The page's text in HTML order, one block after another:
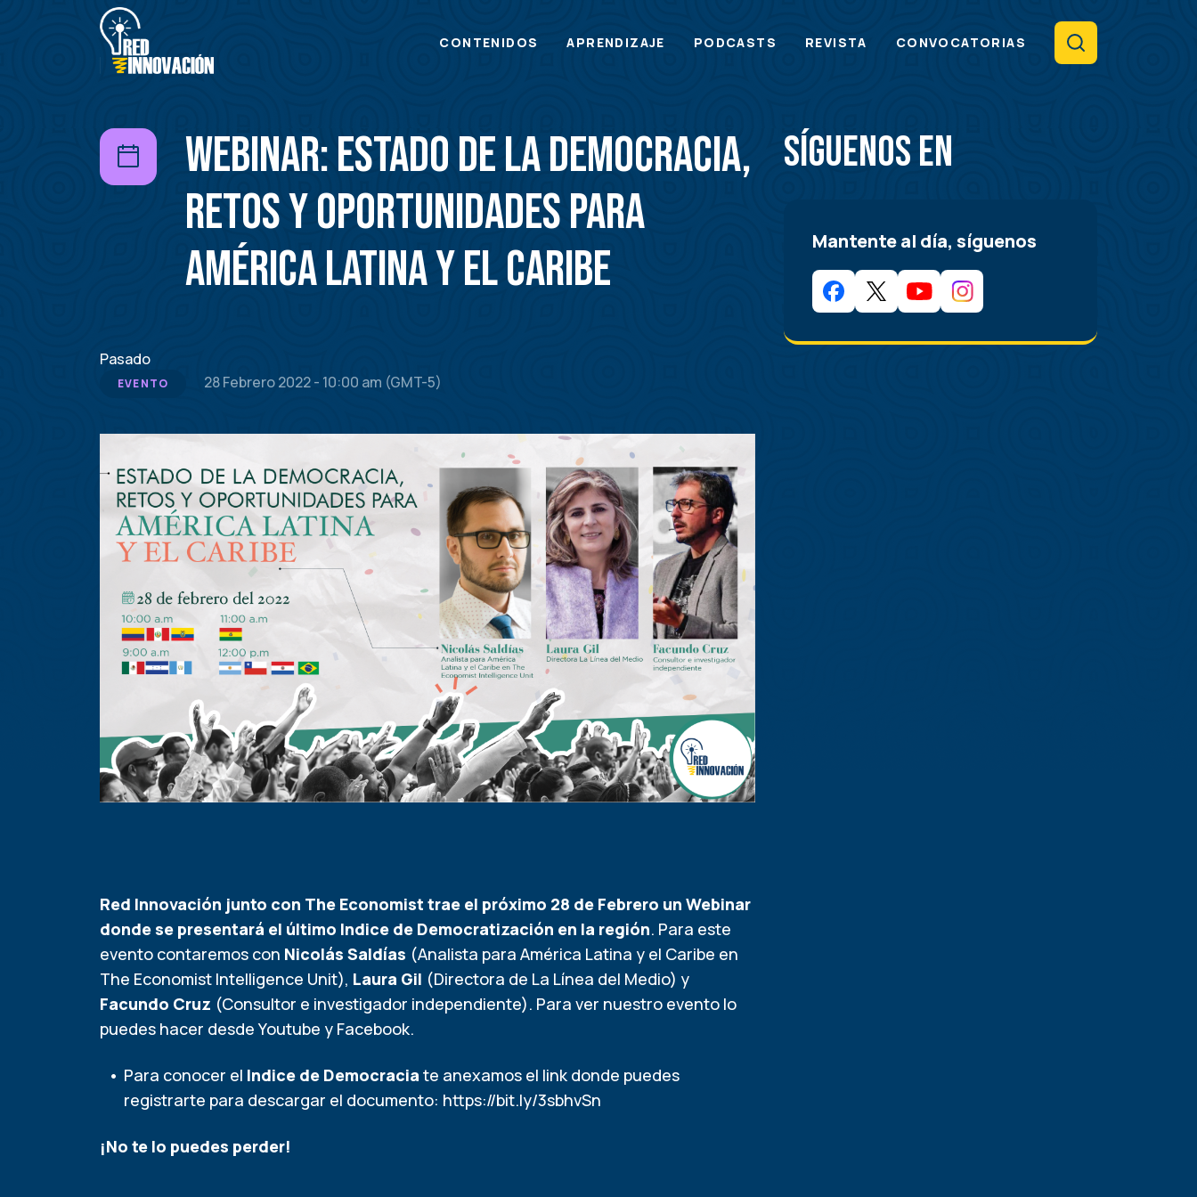
Main
CONTENIDOS APRENDIZAJE PODCASTS REVISTA CONVOCATORIAS Search
Webinar: Estado de la Democracia,
Retos y Oportunidades para
América Latina y el Caribe
Pasado
EVENTO 28 Febrero 2022 - 10:00 am (GMT-5)
Red Innovación junto con The Economist trae el próximo 28 de Febrero un Webinar
donde se presentará el último Indice de Democratización en la región. Para este
evento contaremos con Nicolás Saldías (Analista para América Latina y el Caribe en
The Economist Intelligence Unit), Laura Gil (Directora de La Línea del Medio) y
Facundo Cruz (Consultor e investigador independiente). Para ver nuestro evento lo
puedes hacer desdeYoutube y Facebook.
Para conocer el Indice de Democracia te anexamos el link donde puedes
registrarte para descargar el documento: https://bit.ly/3sbhvSn
¡No te lo puedes perder!
Síguenos en
Mantente al día, síguenos